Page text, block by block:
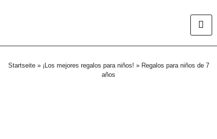
Startseite» ¡Los mejores regalos para niños! » Regalos para niños de 7
años